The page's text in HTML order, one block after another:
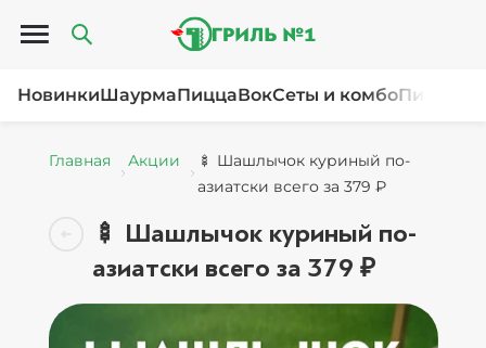
Открыть меню
НовинкиШаурмаПиццаВокСеты и комбоПироги
Главная Акции
🍢 Шашлычок куриный по-
азиатски всего за 379 ₽
🍢 Шашлычок куриный по-
азиатски всего за 379 ₽